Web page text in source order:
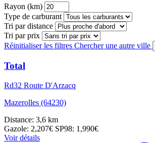
Rayon (km)
Type de carburant
Tri par distance
Tri par prix
Réinitialiser les filtres Chercher une autre ville
Total
Rd32 Route D'Arzacq
Mazerolles (64230)
Distance: 3,6 km
Gazole: 2,207€ SP98: 1,990€
Voir détails